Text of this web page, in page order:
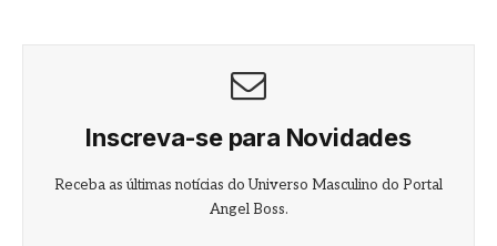
Inscreva-se para Novidades
Receba as últimas notícias do Universo Masculino do Portal
Angel Boss.